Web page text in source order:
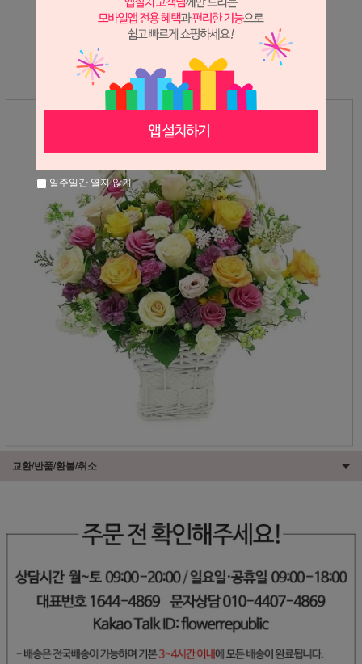
※ 필독해주세요 ※
장미는 시세 변동에 따라 가격이 달라질 수 있으니
교환/반품/환불/취소
일주일간 열지 않기